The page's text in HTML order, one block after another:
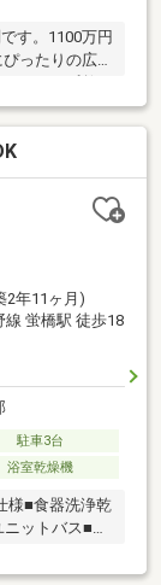
す。1100万円
ったりの広さ
古戸建てはい
2年11ヶ月)
線 蛍橋駅 徒歩18
駐車3台
浴室乾燥機
様■食器洗浄乾
ットバス■住
もべ516ｍ